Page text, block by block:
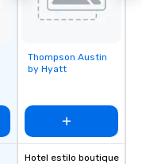
Removed from
favorites
Thompson Austin
by Hyatt
Hotel estilo boutique